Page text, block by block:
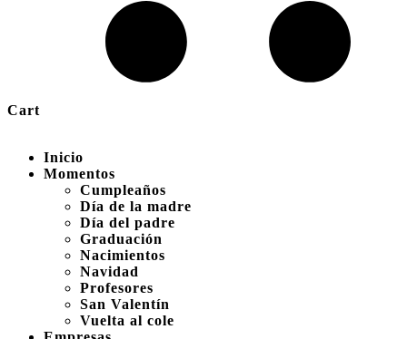
Cart
Inicio
Momentos
Cumpleaños
Día de la madre
Día del padre
Graduación
Nacimientos
Navidad
Profesores
San Valentín
Vuelta al cole